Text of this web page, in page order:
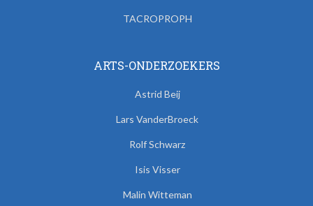
TACROPROPH
ARTS-ONDERZOEKERS
Astrid Beij
Lars VanderBroeck
Rolf Schwarz
Isis Visser
Malin Witteman